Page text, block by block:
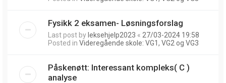
Fysikk 2 eksamen- Løsningsforslag
Last post by leksehjelp2023 « 27/03-2024 19:58
Posted in Videregående skole: VG1, VG2 og VG3
Påskenøtt: Interessant kompleks( C )
analyse